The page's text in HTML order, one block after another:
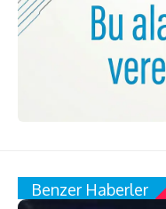
Benzer Haberler